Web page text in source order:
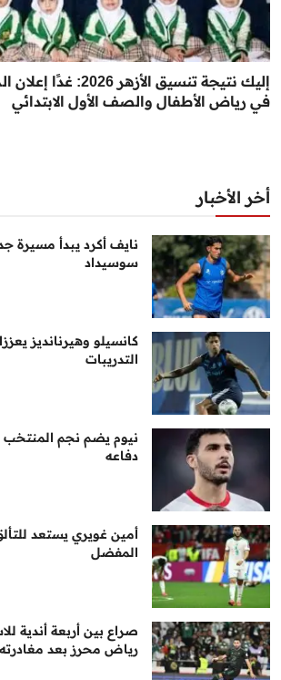
إليك نتيجة تنسيق الأزهر
في رياض الأطفال والصف الأول الابتدائي
أخر الأخبار
نايف أكرد يبدأ مسيرة
سوسيداد
كانسيلو وهيرنانديز
التدريبات
نيوم يضم نجم المنتخب
دفاعه
أمين غويري يستعد
المفضل
صراع بين أربعة أندية
رياض محرز بعد مغادرته